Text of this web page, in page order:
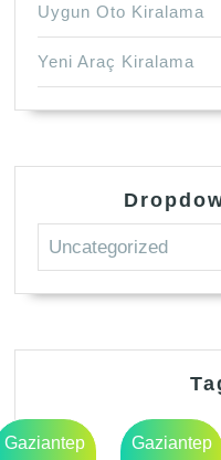
Uygun Oto Kiralama
Yeni Araç Kiralama
Gaziantep
Gaziantep